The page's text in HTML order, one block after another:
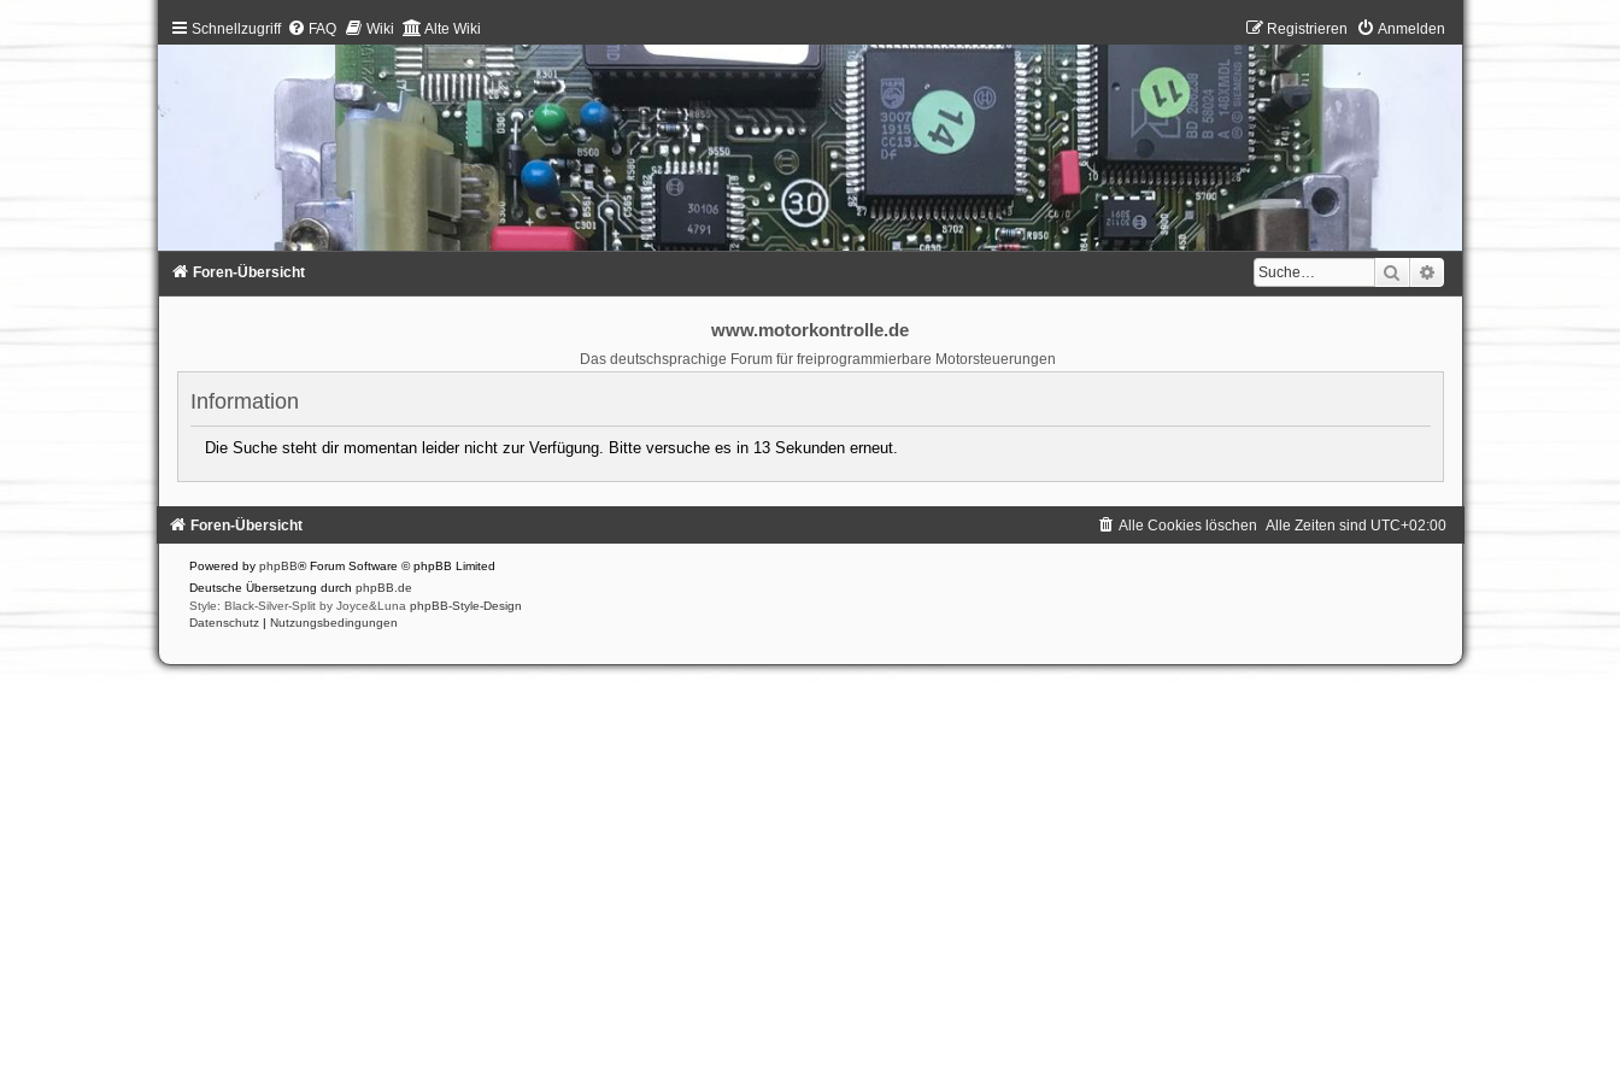
Schnellzugriff FAQ Wiki Alte Wiki Anmelden
Registrieren
Suche
Foren-Übersicht
www.motorkontrolle.de
Das deutschsprachige Forum für freiprogrammierbare Motorsteuerungen
Information
Die Suche steht dir momentan leider nicht zur Verfügung. Bitte versuche es in 13 Sekunden erneut.
Foren-Übersicht Alle Zeiten sind UTC+02:00
Alle Cookies löschen
Powered by phpBB® Forum Software © phpBB Limited
Deutsche Übersetzung durch phpBB.de
Style: Black-Silver-Split by Joyce&Luna phpBB-Style-Design
Datenschutz | Nutzungsbedingungen